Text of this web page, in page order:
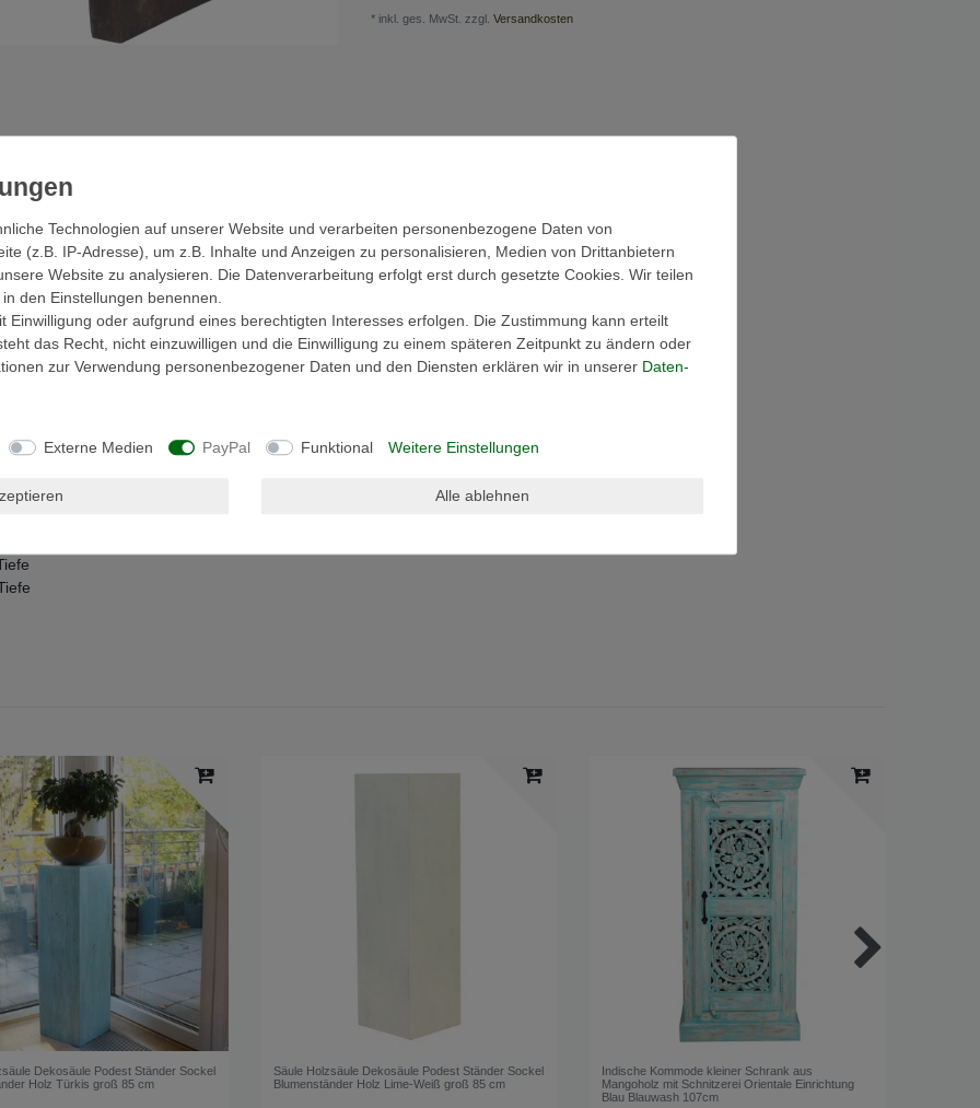
* inkl. ges. MwSt. zzgl. Versandkosten
EU-Verantwortlicher
in liebevoller Handarbeit in Indonesien
Armbänder / Armreifen oder Uhren
können einfach aus dem Armreifständer
platziert und wieder abgenommen werden.
einen guten Überblick über Ihren
zur ansprechenden Warenpräsentation.
Dekosäule Podest Ständer Sockel
Holz Türkis groß 85 cm
Säule Holzsäule Dekosäule Podest Ständer Sockel
Blumenständer Holz Lime-Weiß groß 85 cm
Indische Kommode kleiner Schrank aus
Mangoholz mit Schnitzerei Orientale Einrichtung
Blau Blauwash 107cm
Technologien auf unserer Website und verarbeiten personenbezogene Daten von
(z.B. IP-Adresse), um z.B. Inhalte und Anzeigen zu personalisieren, Medien von Drittanbietern
Website zu analysieren. Die Datenverarbeitung erfolgt erst durch gesetzte Cookies. Wir teilen
den Einstellungen benennen.
Einwilligung oder aufgrund eines berechtigten Interesses erfolgen. Die Zustimmung kann erteilt
das Recht, nicht einzuwilligen und die Einwilligung zu einem späteren Zeitpunkt zu ändern oder
zur Verwendung personenbezogener Daten und den Diensten erklären wir in unserer Daten­
Externe Medien PayPal Funktional Weitere Einstellungen
Alle ablehnen